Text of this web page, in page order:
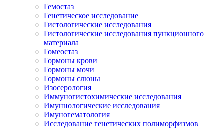
Гемостаз
Генетическое исследование
Гистологические исследования
Гистологические исследования пункционного
материала
Гомеостаз
Гормоны крови
Гормоны мочи
Гормоны слюны
Изосерология
Иммуногистохимические исследования
Имуннологические исследования
Имуногематология
Исследование генетических полиморфизмов